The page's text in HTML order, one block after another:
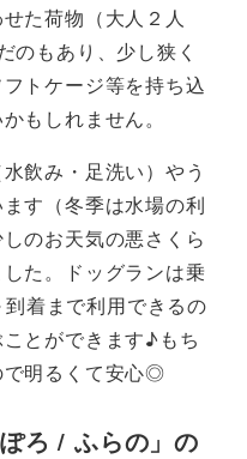
た荷物（大人２人
のもあり、少し狭く
トケージ等を持ち込
もしれません。
飲み・足洗い）やう
す（冬季は水場の利
のお天気の悪さくら
た。ドッグランは乗
着まで利用できるの
とができます♪もち
で明るくて安心◎
ろ / ふらの」の